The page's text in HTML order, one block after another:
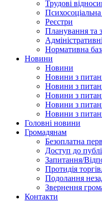
Трудові
Реєстри
Планування та
Нормативна
Новини
Новини
Новини з
Новини з
Новини з
Новини з
Новини з
Головні новини
Громадянам
Безоплатна
Доступ до
Запитання/
Протидія
Подолання
Звернення
Контакти